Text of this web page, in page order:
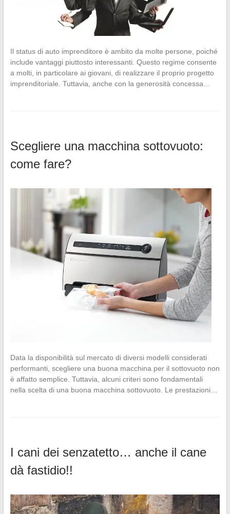
Il status di auto imprenditore è ambito da molte persone, poiché
include vantaggi piuttosto interessanti. Questo regime consente
a molti, in particolare ai giovani, di realizzare il proprio progetto
imprenditoriale. Tuttavia, anche con la generosità concessa…
Scegliere una macchina sottovuoto:
come fare?
Data la disponibilità sul mercato di diversi modelli considerati
performanti, scegliere una buona macchina per il sottovuoto non
è affatto semplice. Tuttavia, alcuni criteri sono fondamentali
nella scelta di una buona macchina sottovuoto. Le prestazioni…
I cani dei senzatetto… anche il cane
dà fastidio!!